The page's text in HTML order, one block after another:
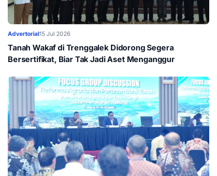
Advertorial15 Jul 2026
Tanah Wakaf di Trenggalek Didorong Segera
Bersertifikat, Biar Tak Jadi Aset Menganggur